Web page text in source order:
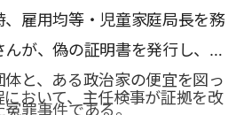
雇用均等・児童家庭局長を務
が、偽の証明書を発行し、障
と、ある政治家の便宜を図っ
罪事件である。
おいて、主任検事が証拠を改